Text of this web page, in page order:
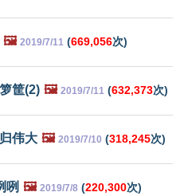
🖼️ 2019/7/11 (669,056次)
筐(2) 🖼️ 2019/7/11 (632,373次)
伟大 🖼️ 2019/7/10 (318,245次)
咧 🖼️ 2019/7/8 (220,300次)